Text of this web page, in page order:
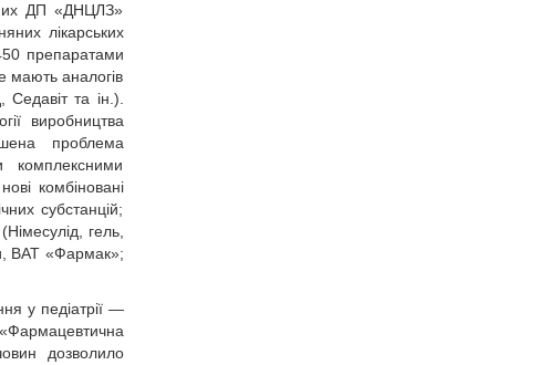
ДП «ДНЦЛЗ»
лікарських
препаратами
мають аналогів
Седавіт та ін.).
виробництва
проблема
комплексними
комбіновані
субстанцій;
гель,
ВАТ «Фармак»;
у педіатрії —
дозволило